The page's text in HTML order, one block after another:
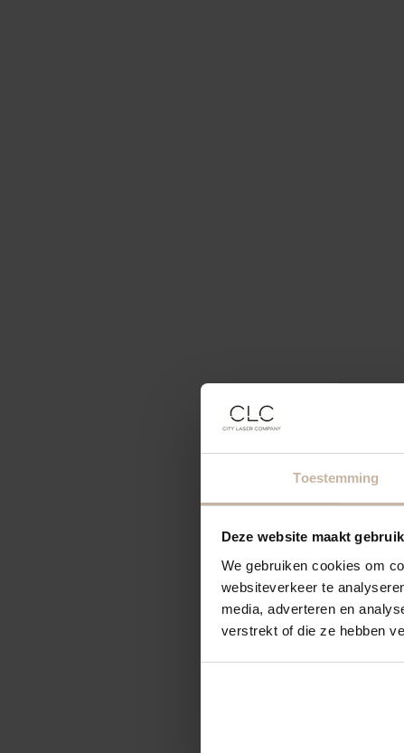
Toestemming
Deze website maakt
We gebruiken cookies om
websiteverkeer te
media, adverteren en
verstrekt of die ze hebben